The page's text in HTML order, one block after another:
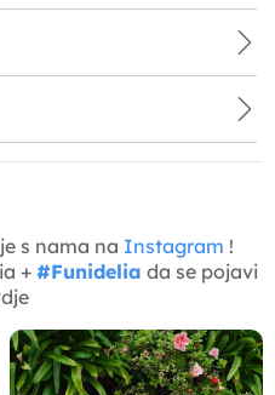
s nama na Instagram !
+#Funidelia da se pojavi